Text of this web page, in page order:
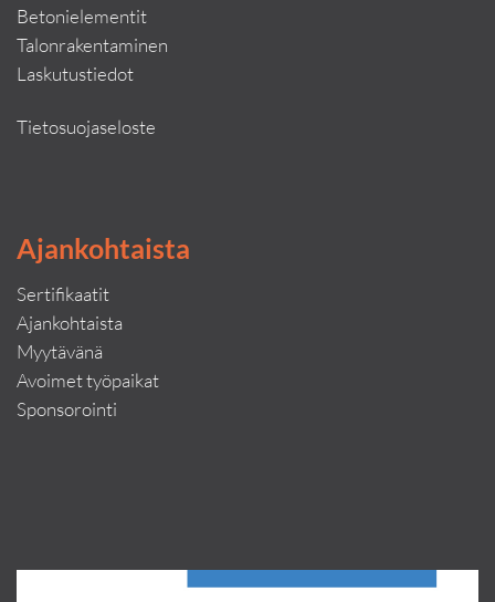
Betonielementit
Talonrakentaminen
Laskutustiedot
Tietosuojaseloste
Ajankohtaista
Sertifikaatit
Ajankohtaista
Myytävänä
Avoimet työpaikat
Sponsorointi